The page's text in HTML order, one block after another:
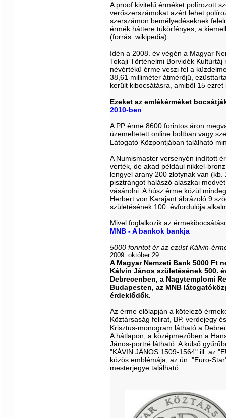
A proof kivitelű érméket polírozott
verőszerszámokat azért lehet
szerszámon bemélyedéseknek
érmék háttere tükörfényes, a
(forrás: wikipedia)
Idén a 2008. év végén a Magyar
Tokaji Történelmi Borvidék
névértékű érme veszi fel a
38,61 milliméter átmérőjű,
került kibocsátásra, amiből 15
Ezeket az emlékérméket
2010-ben
A PP érme 8600 forintos áron
üzemeltetett online boltban vagy
Látogató Központjában található
A Numismaster versenyén indított
verték, de akad például nikkel-
lengyel arany 200 zlotynak van
pisztrángot halászó alaszkai
vásárolni. A húsz érme közül
Herbert von Karajant ábrázoló 9
születésének 100. évfordulója
Mivel foglalkozik az
MNB - A bankok bankja
5000 forintot ér az ezüst Kálvin-
2009. október 29.
A Magyar Nemzeti Bank 5000 Ft
Kálvin János születésének 500.
Debrecenben, a Nagytemplomi
Budapesten, az MNB
érdeklődők.
Az érme előlapján a kötelező
Köztársaság felirat, BP. verdejegy
Krisztus-monogram látható a
A hátlapon, a középmezőben a
János-portré látható. A külső
"KÁVIN JÁNOS 1509-1564" ill. az
közös emblémája, az ún. "Euro-
mesterjegye található